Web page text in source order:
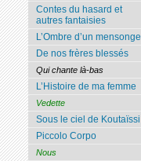
Contes du hasard et
autres fantaisies
L’Ombre d’un mensonge
De nos frères blessés
Qui chante là-bas
L’Histoire de ma femme
Vedette
Sous le ciel de Koutaïssi
Piccolo Corpo
Nous